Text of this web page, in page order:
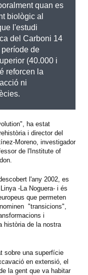
quan es
biològic al
l'estudi
del Carboni 14
de
(40.000 i
reforcen la
ni
ha estat
i director del
Moreno, investigador
de l'Institute of
l'any 2002, es
-La Noguera- i és
que permeten
"transicions",
i
història de la nostra
sobre una superfície
en extensió, el
la gent que va habitar